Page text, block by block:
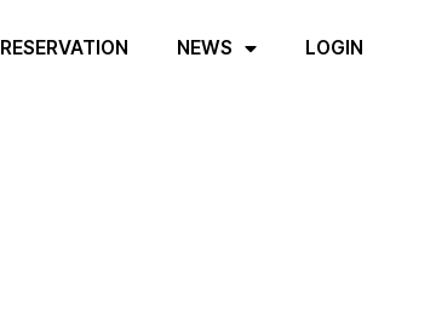
RESERVATION NEWS LOGIN